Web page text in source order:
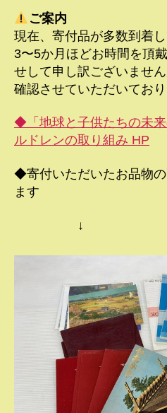
ご案内
現在、寄付品が多数到着
3〜5か月ほどお時間を頂
せして申し訳ございませ
確認させていただいており
◆「地球と子供たちの未
ルドレンの取り組み HP
◆寄付いただいたお品物
ます
↓